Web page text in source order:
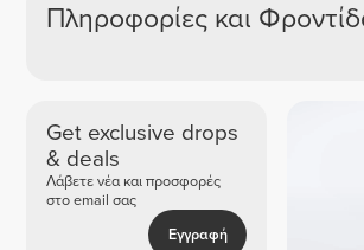
Πληροφορίες και
Get exclusive drops
& deals
Λάβετε νέα και προσφορές
στο email σας
Εγγραφή